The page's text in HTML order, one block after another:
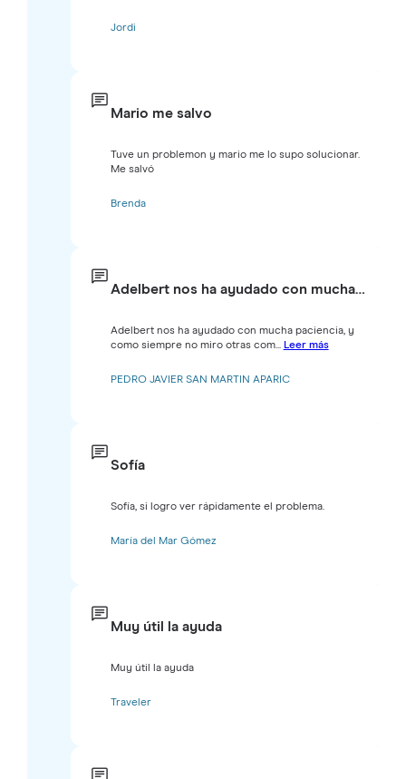
Jordi
Mario me salvo
Tuve un problemon y mario me lo supo solucionar.
Me salvó
Brenda
Adelbert nos ha ayudado con mucha…
Adelbert nos ha ayudado con mucha paciencia, y
como siempre no miro otras com... Leer más
PEDRO JAVIER SAN MARTIN APARIC
Sofía
Sofía, si logro ver rápidamente el problema.
María del Mar Gómez
Muy útil la ayuda
Muy útil la ayuda
Traveler